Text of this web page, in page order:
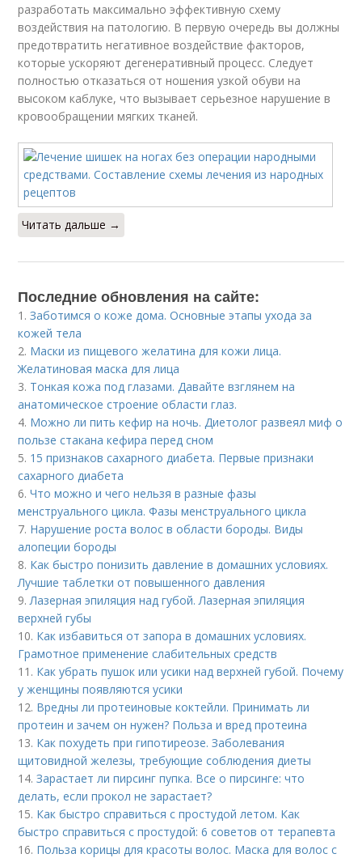
разработать максимально эффективную схему
воздействия на патологию. В первую очередь вы должны
предотвратить негативное воздействие факторов,
которые ускоряют дегенеративный процесс. Следует
полностью отказаться от ношения узкой обуви на
высоком каблуке, что вызывает серьезное нарушение в
кровообращении мягких тканей.
Читать дальше →
Последние обновления на сайте:
1.Заботимся о коже дома. Основные этапы ухода за
кожей тела
2. Маски из пищевого желатина для кожи лица.
Желатиновая маска для лица
3. Тонкая кожа под глазами. Давайте взглянем на
анатомическое строение области глаз.
4. Можно ли пить кефир на ночь. Диетолог развеял миф о
пользе стакана кефира перед сном
5. 15 признаков сахарного диабета. Первые признаки
сахарного диабета
6.Что можно и чего нельзя в разные фазы
менструального цикла. Фазы менструального цикла
7. Нарушение роста волос в области бороды. Виды
алопеции бороды
8. Как быстро понизить давление в домашних условиях.
Лучшие таблетки от повышенного давления
9.Лазерная эпиляция над губой. Лазерная эпиляция
верхней губы
10. Как избавиться от запора в домашних условиях.
Грамотное применение слабительных средств
11. Как убрать пушок или усики над верхней губой. Почему
у женщины появляются усики
12. Вредны ли протеиновые коктейли. Принимать ли
протеин и зачем он нужен? Польза и вред протеина
13. Как похудеть при гипотиреозе. Заболевания
щитовидной железы, требующие соблюдения диеты
14.Зарастает ли пирсинг пупка. Все о пирсинге: что
делать, если прокол не зарастает?
15. Как быстро справиться с простудой летом. Как
быстро справиться с простудой: 6 советов от терапевта
16. Польза корицы для красоты волос. Маска для волос с